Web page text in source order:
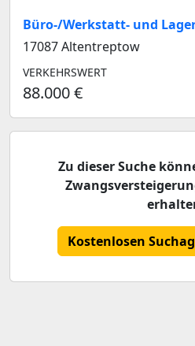
Büro-/Werkstatt- und
17087 Altentreptow
VERKEHRSWERT
88.000 €
Zu dieser Suche
Kostenlosen